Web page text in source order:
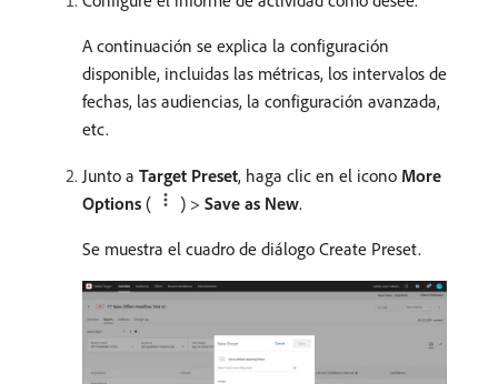
A continuación se explica la configuración
disponible, incluidas las métricas, los intervalos de
fechas, las audiencias, la configuración avanzada,
etc.
Junto a Target Preset, haga clic en el icono More
Options ( ) > Save as New.
Se muestra el cuadro de diálogo Create Preset.